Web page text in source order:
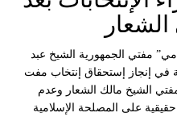
الشعار
مفتي الجمهورية الشيخ عبد
في إنجاز إستحقاق إنتخاب مفت
الشيخ مالك الشعار وعدم
على المصلحة الإسلامية